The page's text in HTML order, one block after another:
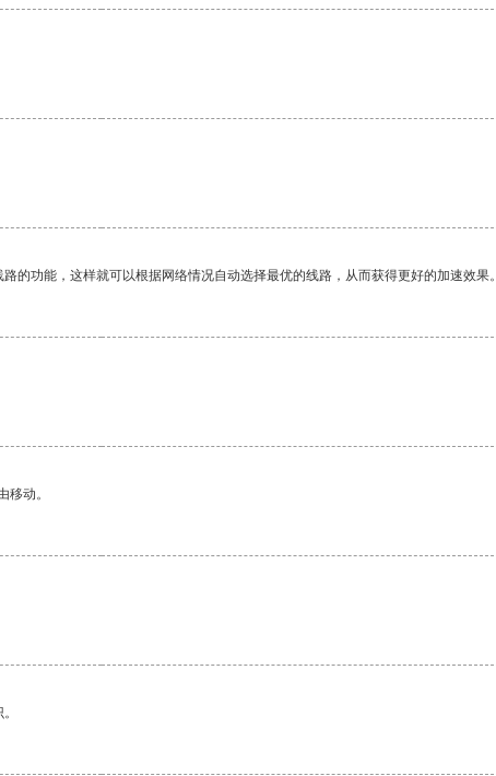
功能，这样就可以根据网络情况自动选择最优的线路，从而获得更好的加速效果。
动。